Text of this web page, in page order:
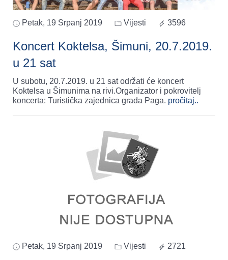
Petak, 19 Srpanj 2019 Vijesti 3596
Koncert Koktelsa, Šimuni, 20.7.2019.
u 21 sat
U subotu, 20.7.2019. u 21 sat održati će koncert
Koktelsa u Šimunima na rivi.Organizator i pokrovitelj
koncerta: Turistička zajednica grada Paga. pročitaj..
Petak, 19 Srpanj 2019 Vijesti 2721